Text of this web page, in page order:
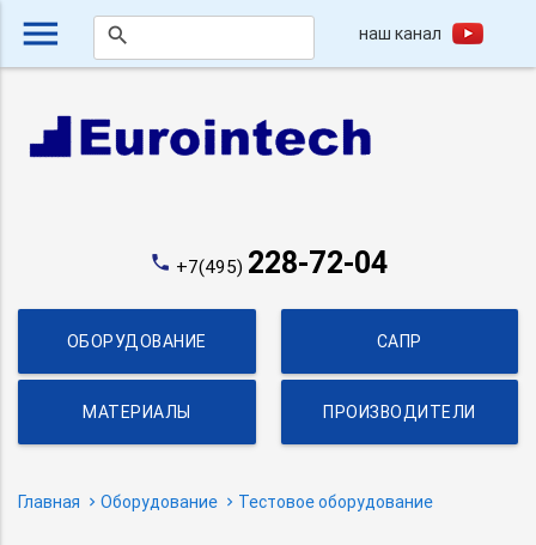
menu search наш канал
phone +7(495) 228-72-04
ОБОРУДОВАНИЕ САПР
МАТЕРИАЛЫ ПРОИЗВОДИТЕЛИ
Главная Оборудование Тестовое оборудование